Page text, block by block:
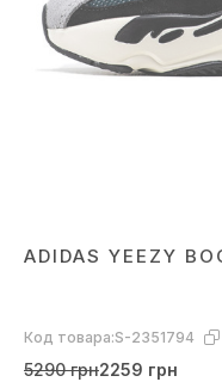
ADIDAS YEEZY
Код товара:S-2351794
5290 грн2259 грн